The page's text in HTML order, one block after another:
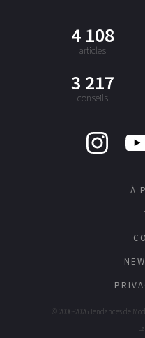
4 108
articles
3 217
conseils
À
© 2006-2026 Tendances de